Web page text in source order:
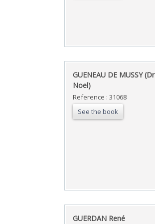
‎GUENEAU DE MUSSY (Dr
Noel)‎
Reference : 31068
See the book
‎GUERDAN René‎